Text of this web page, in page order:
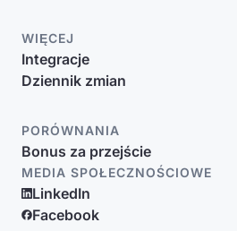
WIĘCEJ
Integracje
Dziennik zmian
PORÓWNANIA
Bonus za przejście
MEDIA SPOŁECZNOŚCIOWE
LinkedIn
Facebook